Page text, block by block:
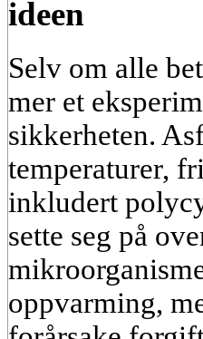
ideen
Selv om alle
mer et
sikkerheten.
temperaturer,
inkludert
sette seg på
oppvarming,